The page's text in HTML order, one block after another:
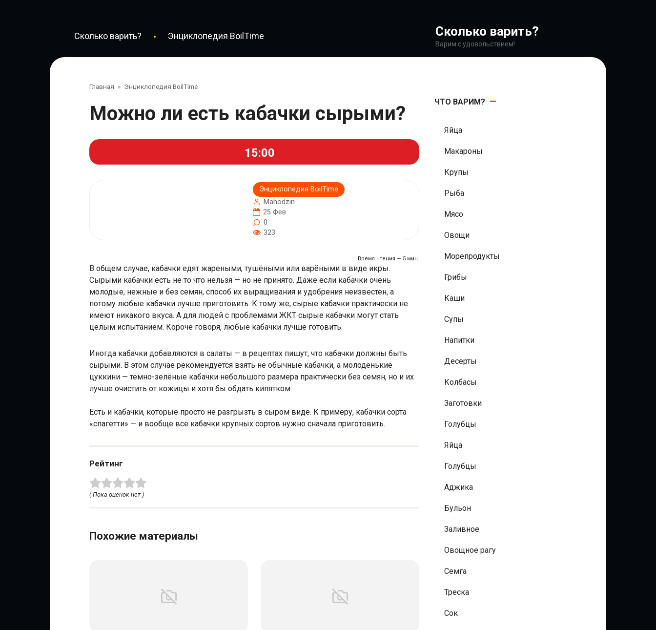
Сколько варить?
Варим с удовольствием!
Сколько варить? Энциклопедия BoilTime
Главная » Энциклопедия BoilTime
Можно ли есть кабачки сырыми?
15:00
Энциклопедия BoilTime
Mahodzin
25 Фев
0
323
Время чтения — 5 мин.
В общем случае, кабачки едят жареными, тушёными или варёными в виде икры.
Сырыми кабачки есть не то что нельзя — но не принято. Даже если кабачки очень
молодые, нежные и без семян, способ их выращивания и удобрения неизвестен, а
потому любые кабачки лучше приготовить. К тому же, сырые кабачки практически не
имеют никакого вкуса. А для людей с проблемами ЖКТ сырые кабачки могут стать
целым испытанием. Короче говоря, любые кабачки лучше готовить.
Иногда кабачки добавляются в салаты — в рецептах пишут, что кабачки должны быть
сырыми. В этом случае рекомендуется взять не обычные кабачки, а молоденькие
цуккини — тёмно-зелёные кабачки небольшого размера практически без семян, но и их
лучше очистить от кожицы и хотя бы обдать кипятком.
Есть и кабачки, которые просто не разгрызть в сыром виде. К примеру, кабачки сорта
«спагетти» — и вообще все кабачки крупных сортов нужно сначала приготовить.
Рейтинг
( Пока оценок нет )
Похожие материалы
ЧТО ВАРИМ?
Яйца
Макароны
Крупы
Рыба
Мясо
Овощи
Морепродукты
Грибы
Каши
Супы
Напитки
Десерты
Колбасы
Заготовки
Голубцы
Яйца
Голубцы
Аджика
Бульон
Заливное
Овощное рагу
Семга
Треска
Сок